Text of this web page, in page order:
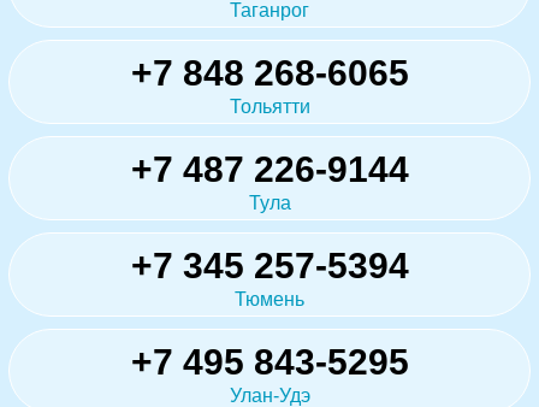
Таганрог
+7 848 268-6065
Тольятти
+7 487 226-9144
Тула
+7 345 257-5394
Тюмень
+7 495 843-5295
Улан-Удэ